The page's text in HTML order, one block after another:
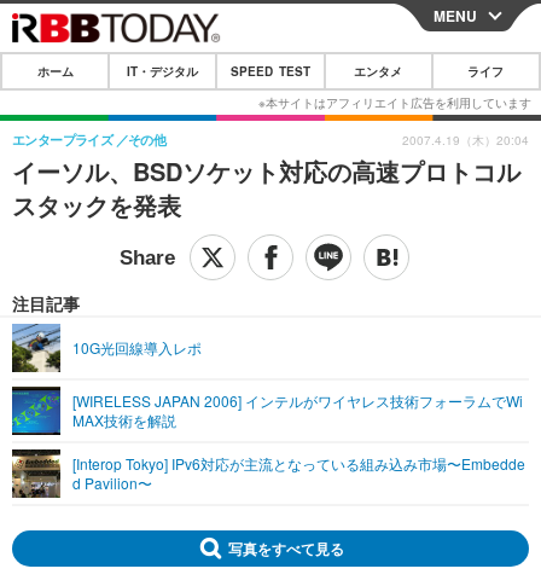
CLOSE
ホーム
IT・デジタル
IT・デジタルTOP スマートフォン
ネタ
その他
SPEED TEST
映画・ドラマ
グラビア
ショッピング その他
ライフTOP
その他
リリース一覧
プッシュ通知の停止方法
MENU
ホーム IT・デジタル SPEED TEST エンタメ ライフ
イーソル、BSDソケット対応の高速プロトコル
スタックを発表
エンタープライズ その他
注目記事
10G光回線導入レポ
[WIRELESS JAPAN 2006] インテルがワイヤレス技術フォーラムでWi
MAX技術を解説
[Interop Tokyo] IPv6対応が主流となっている組み込み市場〜Embedde
d Pavilion〜
2007.4.19（木）20:04
写真をすべて見る